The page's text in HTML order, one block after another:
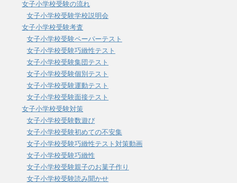
女子小学校受験の流れ
女子小学校受験学校説明会
女子小学校受験考査
女子小学校受験ペーパーテスト
女子小学校受験巧緻性テスト
女子小学校受験集団テスト
女子小学校受験個別テスト
女子小学校受験運動テスト
女子小学校受験面接テスト
女子小学校受験対策
女子小学校受験数遊び
女子小学校受験初めての不安集
女子小学校受験巧緻性テスト対策動画
女子小学校受験巧緻性
女子小学校受験親子のお菓子作り
女子小学校受験読み聞かせ